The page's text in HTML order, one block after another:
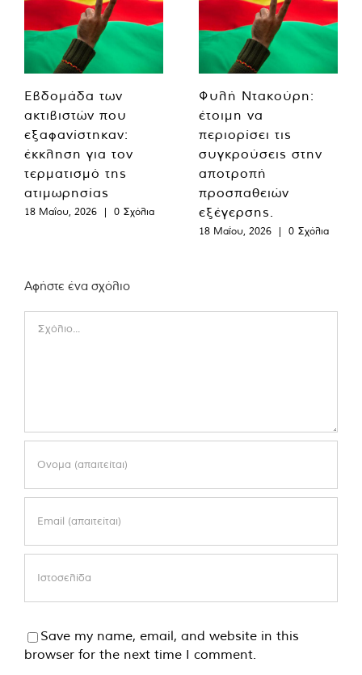
Εβδομάδα των
ακτιβιστών που
εξαφανίστηκαν:
έκκληση για τον
τερματισμό της
ατιμωρησίας
18 Μαΐου, 2026 | 0 Σχόλια
Φυλή Ντακούρη:
έτοιμη να
περιορίσει τις
συγκρούσεις στην
αποτροπή
προσπαθειών
εξέγερσης.
18 Μαΐου, 2026 | 0 Σχόλια
Αφήστε ένα σχόλιο
Save my name, email, and website in this
browser for the next time I comment.